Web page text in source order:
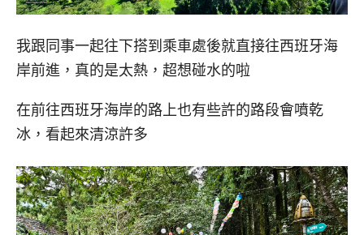
我跟同事一起往下搭到乘車處後就直接往西班牙海
岸前進，真的是太熱，超想碰水的啦
在前往西班牙海岸的路上也有些許的路段會噴乾
冰，看起來清涼許多